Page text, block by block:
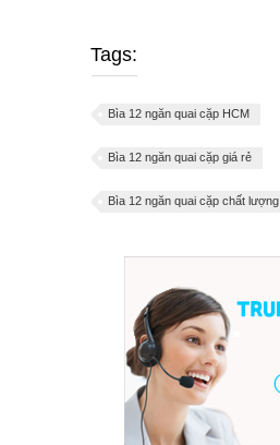
Tags:
Bìa 12 ngăn quai cặp HCM
Bìa 12 ngăn quai cặp giá rẻ
Bìa 12 ngăn quai cặp chất lượng